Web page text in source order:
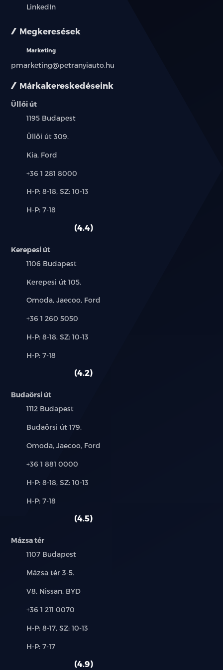
Márkakereskedéseink
Üllői út
Település:
1195 Budapest
Cím:
Üllői út 309.
Márkák:
Kia, Ford
Telefon:
+36 1 281 8000
Új-
használt
H-P: 8-18, SZ: 10-13
Alkatrész,
H-P: 7-18
4.4
Kerepesi út
Település:
1106 Budapest
Cím:
Kerepesi út 105.
Márkák:
Omoda, Jaecoo, Ford
Telefon:
+36 1 260 5050
Új-
használt
H-P: 8-18, SZ: 10-13
Alkatrész,
H-P: 7-18
4.2
Budaörsi út
Település:
1112 Budapest
Cím:
Budaörsi út 179.
Márkák:
Omoda, Jaecoo, Ford
Telefon:
+36 1 881 0000
Új-
használt
H-P: 8-18, SZ: 10-13
Alkatrész,
H-P: 7-18
4.5
Mázsa tér
Település:
1107 Budapest
Cím:
Mázsa tér 3-5.
Márkák:
V8, Nissan, BYD
Telefon:
+36 1 211 0070
Új-
használt
H-P: 8-17, SZ: 10-13
Alkatrész,
H-P: 7-17
4.9
LinkedIn
Megkeresések
Marketing
pmarketing@petranyiauto.hu